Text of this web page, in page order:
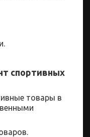
спортивных
товары в